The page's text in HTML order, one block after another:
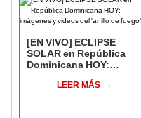
[EN VIVO] ECLIPSE
SOLAR en República
Dominicana HOY:
'anillo de fuego'
LEER MÁS